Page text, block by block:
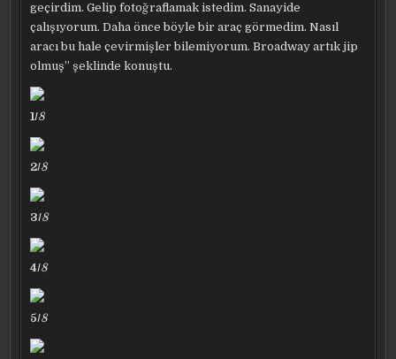
geçirdim. Gelip fotoğraflamak istedim. Sanayide
çalışıyorum. Daha önce böyle bir araç görmedim. Nasıl
aracı bu hale çevirmişler bilemiyorum. Broadway artık jip
olmuş” şeklinde konuştu.
1/8
2/8
3/8
4/8
5/8